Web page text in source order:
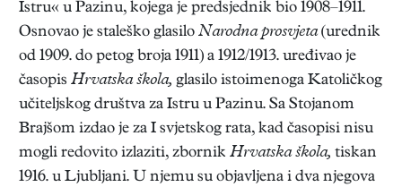
Istru« u Pazinu, kojega je predsjednik bio 1908–1911.
Osnovao je staleško glasilo Narodna prosvjeta(urednik
od 1909. do petog broja 1911) a 1912/1913. uređivao je
časopis Hrvatska škola, glasilo istoimenoga Katoličkog
učiteljskog društva za Istru u Pazinu. Sa Stojanom
Brajšom izdao je za I svjetskog rata, kad časopisi nisu
mogli redovito izlaziti, zbornik Hrvatska škola, tiskan
1916. u Ljubljani. U njemu su objavljena i dva njegova